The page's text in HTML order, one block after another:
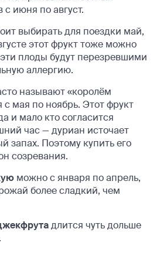
июня по август.
выбирать для поездки май,
этот фрукт тоже можно
плоды будут перезревшими
аллергию.
называют «королём
с мая по ноябрь. Этот фрукт
и мало кто согласится
час — дуриан источает
запах. Поэтому купить его
созревания.
можно с января по апрель,
более сладкий, чем
длится чуть дольше